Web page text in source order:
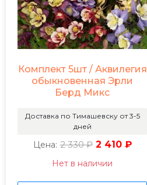
Комплект 5шт / Аквилегия
обыкновенная Эрли
Берд Микс
Доставка по Тимашевску от 3-5
дней
Цена: 2 330 ₽ 2 410 ₽
Нет в наличии